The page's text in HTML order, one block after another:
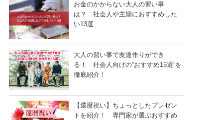
お金のかからない大人の習い事
は？ 社会人や主婦におすすめした
い13選
大人の習い事で友達作りができ
る！ 社会人向けの“おすすめ15選”を
徹底紹介！
【還暦祝い】ちょっとしたプレゼン
トを紹介！ 専門家が選ぶおすすめ